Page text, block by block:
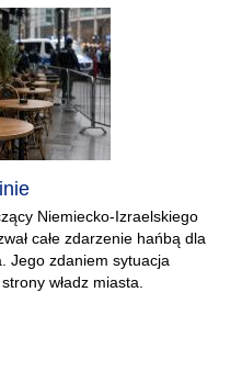
Niemiecko-Izraelskiego
całe zdarzenie hańbą dla
Jego zdaniem sytuacja
władz miasta.